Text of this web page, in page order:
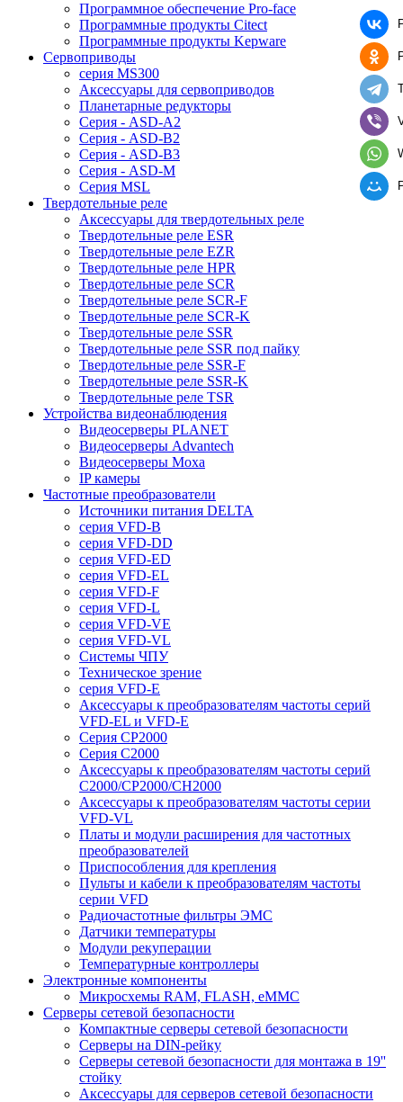
Программное обеспечение Pro-face
Программные продукты Citect
Программные продукты Kepware
Сервоприводы
серия MS300
Аксессуары для сервоприводов
Планетарные редукторы
Серия - ASD-A2
Серия - ASD-B2
Серия - ASD-B3
Серия - ASD-M
Серия MSL
Твердотельные реле
Аксессуары для твердотельных реле
Твердотельные реле ESR
Твердотельные реле EZR
Твердотельные реле HPR
Твердотельные реле SCR
Твердотельные реле SCR-F
Твердотельные реле SCR-K
Твердотельные реле SSR
Твердотельные реле SSR под пайку
Твердотельные реле SSR-F
Твердотельные реле SSR-K
Твердотельные реле TSR
Устройства видеонаблюдения
Видеосерверы PLANET
Видеосерверы Advantech
Видеосерверы Moxa
IP камеры
Частотные преобразователи
Источники питания DELTA
серия VFD-B
серия VFD-DD
серия VFD-ED
серия VFD-EL
серия VFD-F
серия VFD-L
серия VFD-VE
серия VFD-VL
Системы ЧПУ
Техническое зрение
серия VFD-E
Аксессуары к преобразователям частоты серий
VFD-EL и VFD-E
Серия CP2000
Серия C2000
Аксессуары к преобразователям частоты серий
С2000/CP2000/CH2000
Аксессуары к преобразователям частоты серии
VFD-VL
Платы и модули расширения для частотных
преобразователей
Приспособления для крепления
Пульты и кабели к преобразователям частоты
серии VFD
Радиочастотные фильтры ЭМС
Датчики температуры
Модули рекуперации
Температурные контроллеры
Электронные компоненты
Микросхемы RAM, FLASH, eMMC
Серверы сетевой безопасности
Компактные серверы сетевой безопасности
Серверы на DIN-рейку
Серверы сетевой безопасности для монтажа в 19''
стойку
Аксессуары для серверов сетевой безопасности